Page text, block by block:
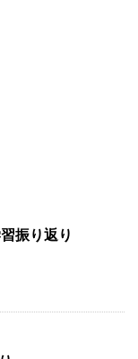
振り返り